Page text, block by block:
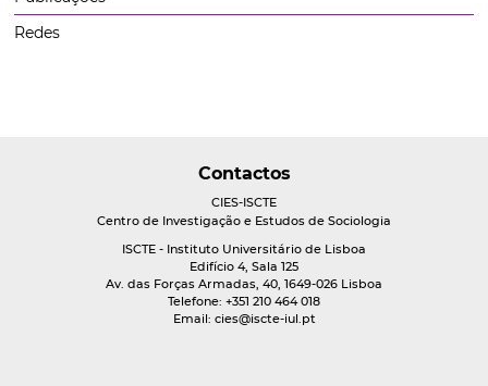
Redes
Contactos
CIES-ISCTE
Centro de Investigação e Estudos de Sociologia
ISCTE - Instituto Universitário de Lisboa
Edifício 4, Sala 125
Av. das Forças Armadas, 40, 1649-026 Lisboa
Telefone: +351 210 464 018
Email: cies@iscte-iul.pt